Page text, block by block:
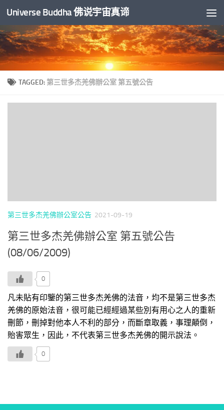
Skip to content
Universe Buddha 佛说宇宙真谛
TAGGED: 第三世多杰羌佛辦公室 第五號公告
第三世多杰羌佛辦公室公告 2021-09-19
第三世多杰羌佛辦公室 第五號公告
(08/06/2009)
0
凡未貼有印鑒的第三世多杰羌佛的法音，均不是第三世多杰
羌佛的原始法音，很可能已經經過某些別有用心之人的重新
刪節，刪掉對他本人不利的部分，而斷章取義，事理顛倒，
貽害眾生，因此，不代表第三世多杰羌佛的開示說法。
0